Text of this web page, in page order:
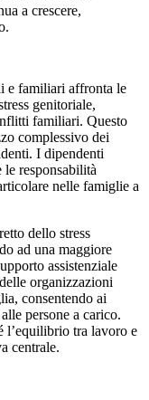
a crescere,
e familiari affronta le
genitoriale,
familiari. Questo
complessivo dei
I dipendenti
le responsabilità
nelle famiglie a
dello stress
ad una maggiore
assistenziale
organizzazioni
consentendo ai
persone a carico.
l’equilibrio tra lavoro e
centrale.